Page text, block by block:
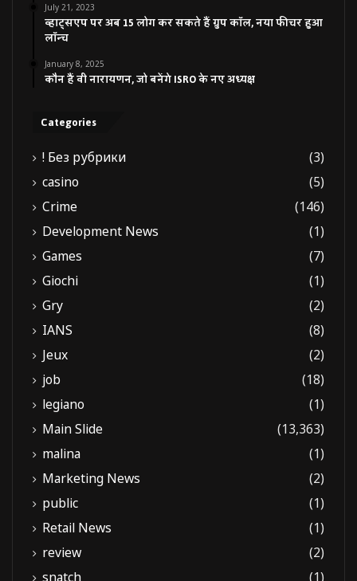
July 21, 2023
व्हाट्सएप पर अब 15 लोग कर सकते हैं ग्रुप कॉल, नया फीचर हुआ
लॉन्च
January 8, 2025
कौन हैं वी नारायणन, जो बनेंगे ISRO के नए अध्यक्ष
Categories
! Без рубрики
(3)
casino
(5)
Crime
(146)
Development News
(1)
Games
(7)
Giochi
(1)
Gry
(2)
IANS
(8)
Jeux
(2)
job
(18)
legiano
(1)
Main Slide
(13,363)
malina
(1)
Marketing News
(2)
public
(1)
Retail News
(1)
review
(2)
snatch
(1)